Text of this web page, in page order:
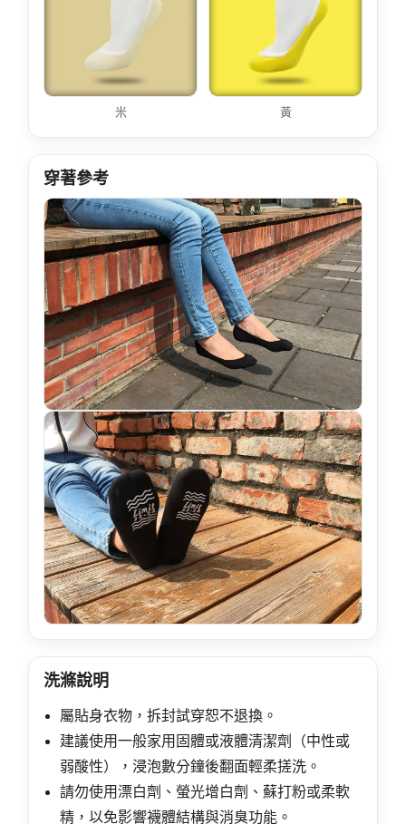
米 黃
穿著參考
洗滌說明
屬貼身衣物，拆封試穿恕不退換。
建議使用一般家用固體或液體清潔劑（中性或
弱酸性），浸泡數分鐘後翻面輕柔搓洗。
請勿使用漂白劑、螢光增白劑、蘇打粉或柔軟
精，以免影響襪體結構與消臭功能。